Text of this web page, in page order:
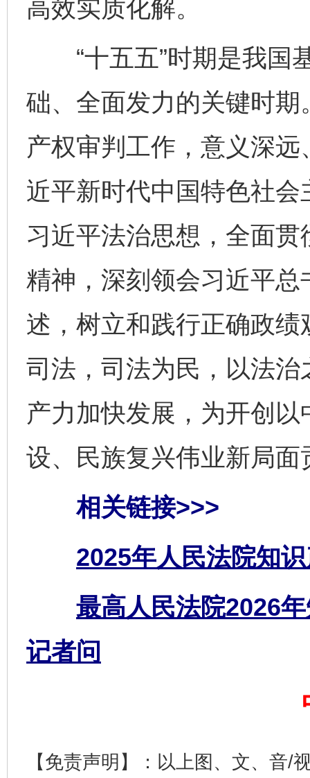
高效实质化解。
“十五五”时期是我国
础、全面发力的关键时期
产权审判工作，意义深
近平新时代中国特色社
习近平法治思想，全面
精神，深刻领会习近平
述，树立和践行正确政
司法，司法为民，以法
产力加快发展，为开创
设、民族复兴伟业新局
相关链接>>>
2025年人民法院知
最高人民法院2026
记者问
【免责声明】：以上图、文、音/